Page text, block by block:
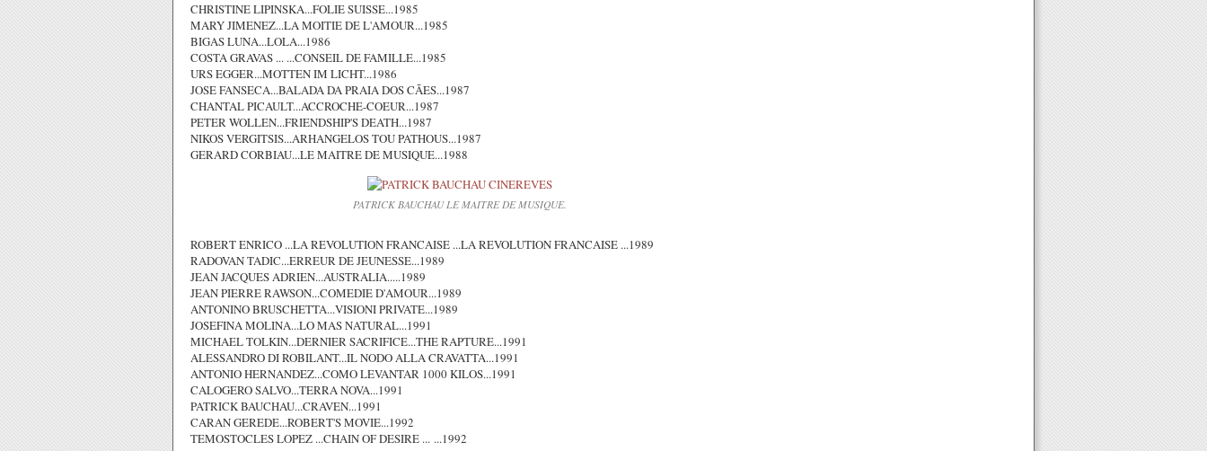
CHRISTINE LIPINSKA...FOLIE SUISSE...1985
MARY JIMENEZ...LA MOITIE DE L'AMOUR...1985
BIGAS LUNA...LOLA...1986
COSTA GRAVAS ... ...CONSEIL DE FAMILLE...1985
URS EGGER...MOTTEN IM LICHT...1986
JOSE FANSECA...BALADA DA PRAIA DOS CÃES...1987
CHANTAL PICAULT...ACCROCHE-COEUR...1987
PETER WOLLEN...FRIENDSHIP'S DEATH...1987
NIKOS VERGITSIS...ARHANGELOS TOU PATHOUS...1987
GERARD CORBIAU...LE MAITRE DE MUSIQUE...1988
PATRICK BAUCHAU LE MAITRE DE MUSIQUE.
ROBERT ENRICO ...LA REVOLUTION FRANCAISE ...LA REVOLUTION FRANCAISE ...1989
RADOVAN TADIC...ERREUR DE JEUNESSE...1989
JEAN JACQUES ADRIEN...AUSTRALIA.....1989
JEAN PIERRE RAWSON...COMEDIE D'AMOUR...1989
ANTONINO BRUSCHETTA...VISIONI PRIVATE...1989
JOSEFINA MOLINA...LO MAS NATURAL...1991
MICHAEL TOLKIN...DERNIER SACRIFICE...THE RAPTURE...1991
ALESSANDRO DI ROBILANT...IL NODO ALLA CRAVATTA...1991
ANTONIO HERNANDEZ...COMO LEVANTAR 1000 KILOS...1991
CALOGERO SALVO...TERRA NOVA...1991
PATRICK BAUCHAU...CRAVEN...1991
CARAN GEREDE...ROBERT'S MOVIE...1992
TEMOSTOCLES LOPEZ ...CHAIN OF DESIRE ... ...1992